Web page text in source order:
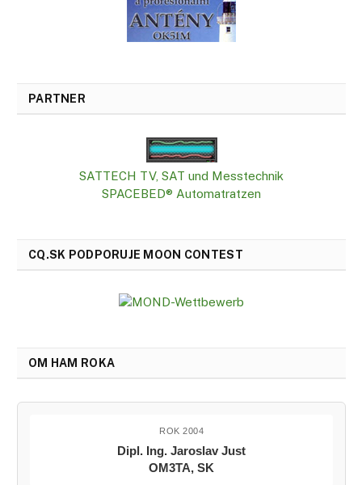
PARTNER
SATTECH TV, SAT und Messtechnik
SPACEBED® Automatratzen
CQ.SK PODPORUJE MOON CONTEST
OM HAM ROKA
ROK 2004
Dipl. Ing. Jaroslav Just
OM3TA, SK